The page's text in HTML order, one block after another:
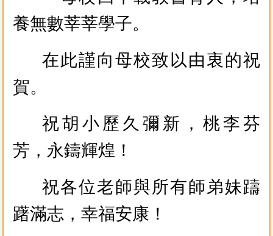
養無數莘莘學子。
在此謹向母校致以由衷的祝
賀。
祝胡小歷久彌新，桃李芬
芳，永鑄輝煌！
祝各位老師與所有師弟妹躊
躇滿志，幸福安康！